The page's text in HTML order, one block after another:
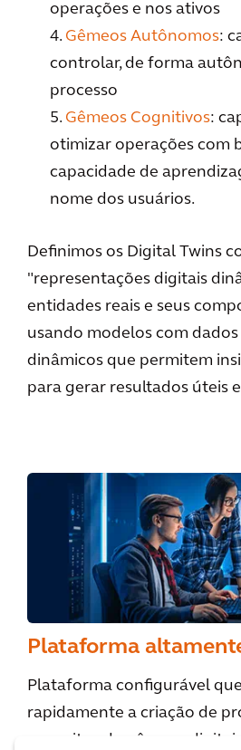
operações e nos ativos
4. Gêmeos Autônomos:
controlar, de forma
processo
5. Gêmeos Cognitivos:
otimizar operações com
capacidade de
nome dos usuários.
Definimos os Digital Twins
"representações digitais
entidades reais e seus
usando modelos com
dinâmicos que permitem
para gerar resultados úteis
Plataforma
Plataforma configurável
rapidamente a criação de
conceitos de gêmeos